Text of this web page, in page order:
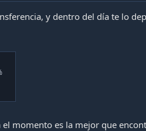
y dentro del día te lo
momento es la mejor que